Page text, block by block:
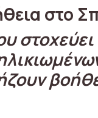
στο